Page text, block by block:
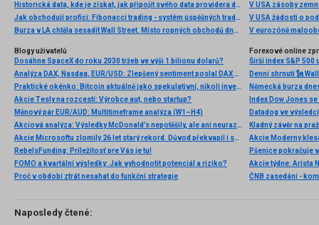
Historická data, kde je získat, jak připojit svého data providera do MultiCharts a proč je budeme potřebovat? (4. díl)
Jak obchodují profíci: Fibonacci trading - systém úspěšných traderů
Burza v LA chtěla sesadit Wall Street. Místo ropných obchodů dnes místem duní basy
V USA zásoby
V USA žádosti o
V eurozóně
Blogy uživatelů
Dosáhne SpaceX do roku 2030 tržeb ve výši 1 bilionu dolarů?
Analýza DAX, Nasdaq, EUR/USD: Zlepšený sentiment poslal DAX na nová maxima
Praktické okénko: Bitcoin aktuálně jako spekulativní, nikoli investiční aktivum
Akcie Tesly na rozcestí: Výrobce aut, nebo startup?
Měnový pár EUR/AUD: Multitimeframe analýza (W1–H4)
Akciová analýza: Výsledky McDonald’s nepotěšily, ale ani neurazily. Jakou vizi společnost prezentovala?
Akcie Microsoftu zlomily 26 let starý rekord. Důvod překvapil i samotné investory
RebelsFunding: Príležitosť pre Vás je tu!
FOMO a kvartální výsledky: Jak vyhodnotit potenciál a riziko?
Proč v období ztrát nesahat do funkční strategie
Forexové online
Širší index S&P
Index Dow Jones
Kladný závěr na
ČNB zasedání -
Naposledy čtené: